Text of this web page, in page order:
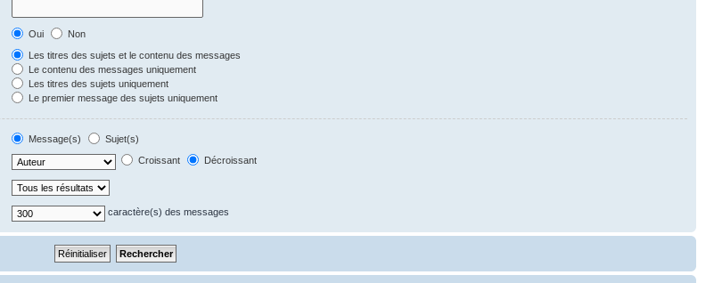
Oui
Non
Les titres des sujets et le contenu des messages
Le contenu des messages uniquement
Les titres des sujets uniquement
Le premier message des sujets uniquement
Message(s)
Sujet(s)
Croissant Décroissant
caractère(s) des messages